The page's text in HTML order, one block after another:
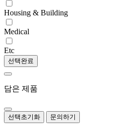
Housing & Building
Medical
Etc
선택완료
담은 제품
선택초기화 문의하기